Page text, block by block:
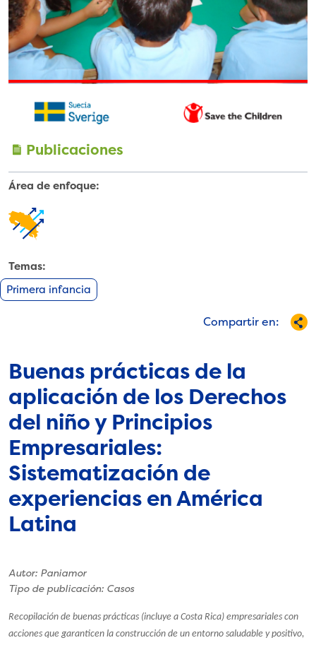
Publicaciones
Área de enfoque:
Transf
ormaci
País
Temas:
Primera infancia
Compartir en:
Buenas prácticas de la
aplicación de los Derechos
del niño y Principios
Empresariales:
Sistematización de
experiencias en América
Latina
Autor: Paniamor
Tipo de publicación: Casos
Recopilación de buenas prácticas (incluye a Costa Rica) empresariales con
acciones que garanticen la construcción de un entorno saludable y positivo,